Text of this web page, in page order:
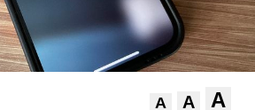
A A A